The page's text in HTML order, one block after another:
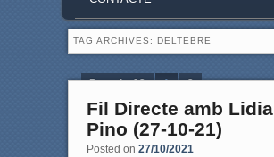
TAG ARCHIVES: DELTEBRE
Page 1 of 2 1 2
Fil Directe amb Lidia
Pino (27-10-21)
Posted on 27/10/2021